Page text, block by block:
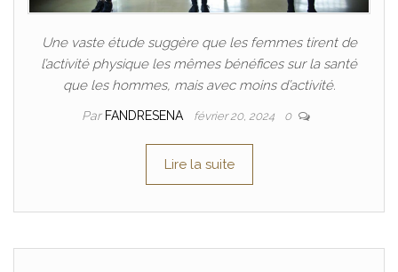
Une vaste étude suggère que les femmes tirent de
l’activité physique les mêmes bénéfices sur la santé
que les hommes, mais avec moins d’activité.
Par FANDRESENA février 20, 2024 0
Lire la suite